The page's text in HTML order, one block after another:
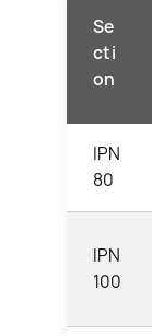
Se
cti
on
IPN
80
IPN
100